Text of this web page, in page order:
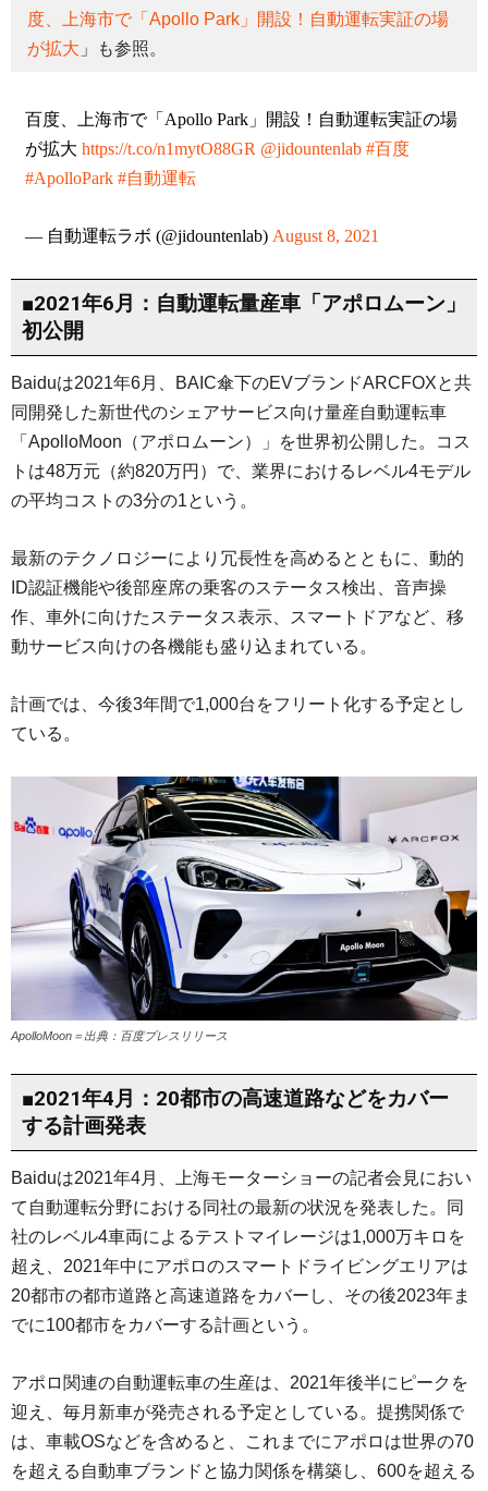
度、上海市で「Apollo Park」開設！自動運転実証の場
が拡大 」も参照。
百度、上海市で「Apollo Park」開設！自動運転実証の場
が拡大 https://t.co/n1mytO88GR @jidountenlab #百度
#ApolloPark #自動運転
— 自動運転ラボ (@jidountenlab) August 8, 2021
■2021年6月：自動運転量産車「アポロムーン」
初公開
Baiduは2021年6月、BAIC傘下のEVブランドARCFOXと共
同開発した新世代のシェアサービス向け量産自動運転車
「ApolloMoon（アポロムーン）」を世界初公開した。コス
トは48万元（約820万円）で、業界におけるレベル4モデル
の平均コストの3分の1という。
最新のテクノロジーにより冗長性を高めるとともに、動的
ID認証機能や後部座席の乗客のステータス検出、音声操
作、車外に向けたステータス表示、スマートドアなど、移
動サービス向けの各機能も盛り込まれている。
計画では、今後3年間で1,000台をフリート化する予定とし
ている。
ApolloMoon＝出典：百度プレスリリース
■2021年4月：20都市の高速道路などをカバー
する計画発表
Baiduは2021年4月、上海モーターショーの記者会見におい
て自動運転分野における同社の最新の状況を発表した。同
社のレベル4車両によるテストマイレージは1,000万キロを
超え、2021年中にアポロのスマートドライビングエリアは
20都市の都市道路と高速道路をカバーし、その後2023年ま
でに100都市をカバーする計画という。
アポロ関連の自動運転車の生産は、2021年後半にピークを
迎え、毎月新車が発売される予定としている。提携関係で
は、車載OSなどを含めると、これまでにアポロは世界の70
を超える自動車ブランドと協力関係を構築し、600を超える